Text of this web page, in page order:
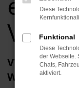
VW
VW Golf
Wahl
Diese
Funktional
Diese
der Webseite.
Chats,
aktiviert.